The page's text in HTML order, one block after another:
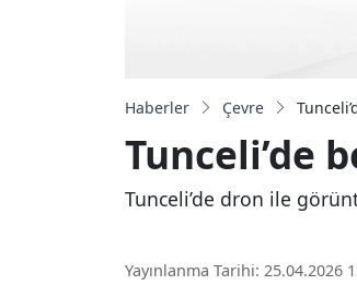
Haberler Çevre
Tunceli’de
Tunceli’de dron ile
Yayınlanma Tarihi: 25.04.2026